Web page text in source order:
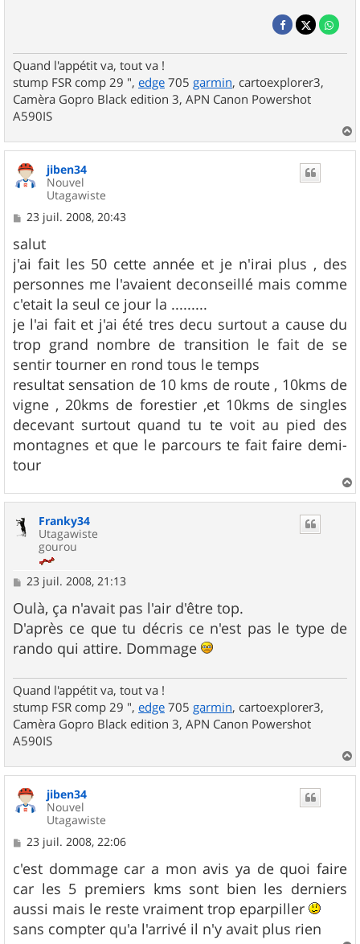
Quand l'appétit va, tout va !
stump FSR comp 29 ", edge 705 garmin, cartoexplorer3,
Camèra Gopro Black edition 3, APN Canon Powershot
A590IS
a
u
jiben34
Nouvel
Utagawiste
M
s
s
a
g
e
23 juil. 2008, 20:43
salut
j'ai fait les 50 cette année et je n'irai plus , des
personnes me l'avaient deconseillé mais comme
c'etait la seul ce jour la .........
je l'ai fait et j'ai été tres decu surtout a cause du
trop grand nombre de transition le fait de se
sentir tourner en rond tous le temps
resultat sensation de 10 kms de route , 10kms de
vigne , 20kms de forestier ,et 10kms de singles
decevant surtout quand tu te voit au pied des
montagnes et que le parcours te fait faire demi-
tour
a
Franky34
Utagawiste
gourou
M
s
s
a
g
e
23 juil. 2008, 21:13
Oulà, ça n'avait pas l'air d'être top.
D'après ce que tu décris ce n'est pas le type de
rando qui attire. Dommage
Quand l'appétit va, tout va !
stump FSR comp 29 ", edge 705 garmin, cartoexplorer3,
Camèra Gopro Black edition 3, APN Canon Powershot
A590IS
a
u
jiben34
Nouvel
Utagawiste
M
s
s
a
g
e
23 juil. 2008, 22:06
c'est dommage car a mon avis ya de quoi faire
car les 5 premiers kms sont bien les derniers
aussi mais le reste vraiment trop eparpiller
sans compter qu'a l'arrivé il n'y avait plus rien